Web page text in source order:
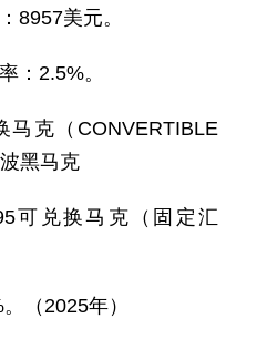
8957美元。
：2.5%。
克（CONVERTIBLE
黑马克
可兑换马克（固定汇
（2025年）